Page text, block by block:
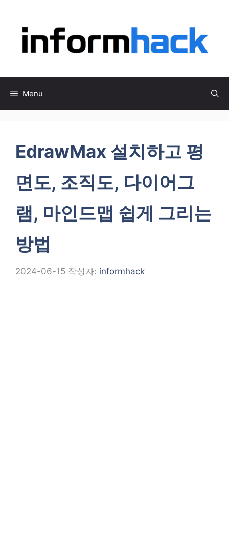
Menu
EdrawMax 설치하고 평
면도, 조직도, 다이어그
램, 마인드맵 쉽게 그리는
방법
2024-06-15 작성자: informhack